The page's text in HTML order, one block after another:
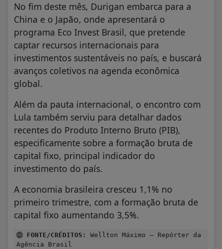
No fim deste mês, Durigan embarca para a
China e o Japão, onde apresentará o
programa Eco Invest Brasil, que pretende
captar recursos internacionais para
investimentos sustentáveis no país, e buscará
avanços coletivos na agenda econômica
global.
Além da pauta internacional, o encontro com
Lula também serviu para detalhar dados
recentes do Produto Interno Bruto (PIB),
especificamente sobre a formação bruta de
capital fixo, principal indicador do
investimento do país.
A economia brasileira cresceu 1,1% no
primeiro trimestre, com a formação bruta de
capital fixo aumentando 3,5%.
FONTE/CRÉDITOS:
Wellton Máximo – Repórter da
Agência Brasil